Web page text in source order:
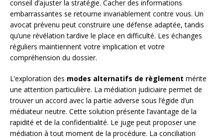
conseil d’ajuster la stratégie. Cacher des informations
embarrassantes se retourne invariablement contre vous. Un
avocat prévenu peut construire une défense adaptée, tandis
qu’une révélation tardive le place en difficulté. Les échanges
réguliers maintiennent votre implication et votre
compréhension du dossier.
L’exploration des modes alternatifs de règlement mérite
une attention particulière. La médiation judiciaire permet de
trouver un accord avec la partie adverse sous l’égide d’un
médiateur neutre. Cette solution présente l’avantage de la
rapidité et de la confidentialité. Le juge peut proposer une
médiation à tout moment de la procédure. La conciliation